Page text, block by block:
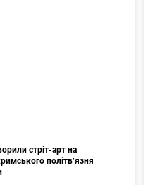
стріт-арт на
політв’язня